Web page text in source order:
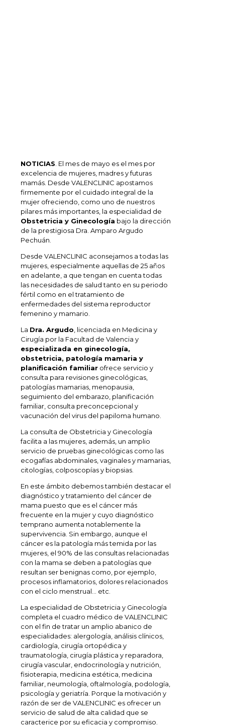
NOTICIAS . El mes de mayo es el mes por
excelencia de mujeres, madres y futuras
mamás. Desde VALENCLINIC apostamos
firmemente por el cuidado integral de la
mujer ofreciendo, como uno de nuestros
pilares más importantes, la especialidad de
Obstetricia y Ginecología bajo la dirección
de la prestigiosa Dra. Amparo Argudo
Pechuán.
Desde VALENCLINIC aconsejamos a todas las
mujeres, especialmente aquellas de 25 años
en adelante, a que tengan en cuenta todas
las necesidades de salud tanto en su periodo
fértil como en el tratamiento de
enfermedades del sistema reproductor
femenino y mamario.
La Dra. Argudo , licenciada en Medicina y
Cirugía por la Facultad de Valencia y
especializada en ginecología,
obstetricia, patología mamaria y
planificación familiar ofrece servicio y
consulta para revisiones ginecológicas,
patologías mamarias, menopausia,
seguimiento del embarazo, planificación
familiar, consulta preconcepcional y
vacunación del virus del papiloma humano.
La consulta de Obstetricia y Ginecología
facilita a las mujeres, además, un amplio
servicio de pruebas ginecológicas como las
ecogafías abdominales, vaginales y mamarias,
citologías, colposcopías y biopsias.
En este ámbito debemos también destacar el
diagnóstico y tratamiento del cáncer de
mama puesto que es el cáncer más
frecuente en la mujer y cuyo diagnóstico
temprano aumenta notablemente la
supervivencia. Sin embargo, aunque el
cáncer es la patología más temida por las
mujeres, el 90% de las consultas relacionadas
con la mama se deben a patologías que
resultan ser benignas como, por ejemplo,
procesos inflamatorios, dolores relacionados
con el ciclo menstrual… etc.
La especialidad de Obstetricia y Ginecología
completa el cuadro médico de VALENCLINIC
con el fin de tratar un amplio abanico de
especialidades: alergología, análisis clínicos,
cardiología, cirugía ortopédica y
traumatología, cirugía plástica y reparadora,
cirugía vascular, endocrinología y nutrición,
fisioterapia, medicina estética, medicina
familiar, neumología, oftalmología, podología,
psicología y geriatría. Porque la motivación y
razón de ser de VALENCLINIC es ofrecer un
servicio de salud de alta calidad que se
caracterice por su eficacia y compromiso.